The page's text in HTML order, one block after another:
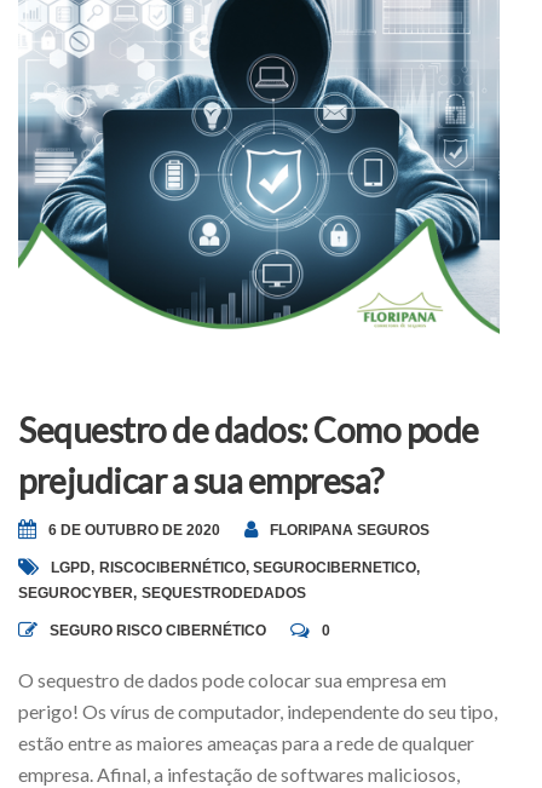
Sequestro de dados: Como pode
prejudicar a sua empresa?
6 DE OUTUBRO DE 2020 FLORIPANA SEGUROS
LGPD, RISCOCIBERNÉTICO, SEGUROCIBERNETICO,
SEGUROCYBER, SEQUESTRODEDADOS
SEGURO RISCO CIBERNÉTICO 0
O sequestro de dados pode colocar sua empresa em
perigo! Os vírus de computador, independente do seu tipo,
estão entre as maiores ameaças para a rede de qualquer
empresa. Afinal, a infestação de softwares maliciosos,